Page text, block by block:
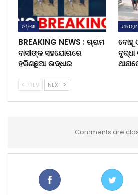
ଓଡ଼ିଶା
BREAKING NEWS : ଗ୍ରାମ
ବାସୀଙ୍କ ସହଯୋଗରେ
ହରିଣଛୁଆ ଉଦ୍ଧାର
ବୋହୂ
PREV NEXT
Comments are